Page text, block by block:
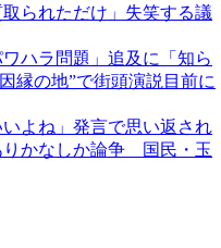
られただけ」失笑する議
ハラ問題」追及に「知ら
縁の地”で街頭演説目前に
よね」発言で思い返され
りかなしか論争 国民・玉